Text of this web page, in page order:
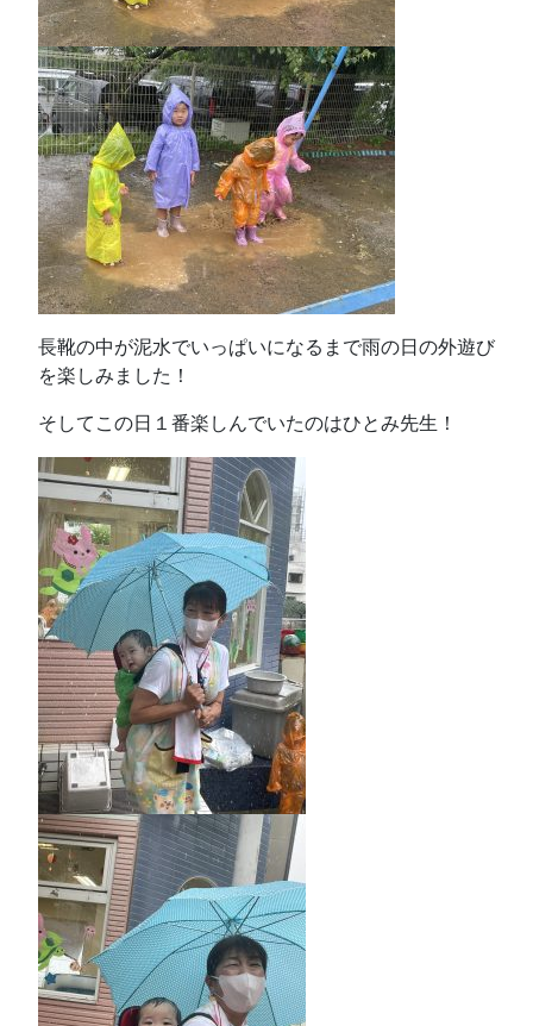
長靴の中が泥水でいっぱいになるまで雨の日の外遊び
を楽しみました！
そしてこの日１番楽しんでいたのはひとみ先生！